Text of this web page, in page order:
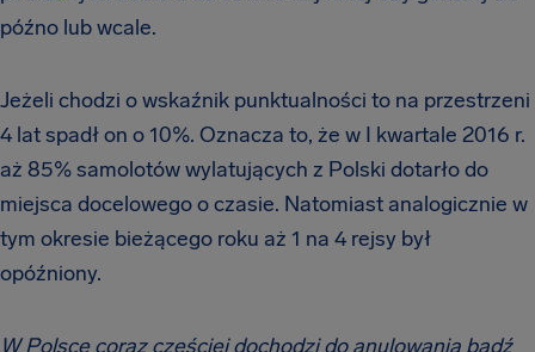
późno lub wcale.
Jeżeli chodzi o wskaźnik punktualności to na przestrzeni
4 lat spadł on o 10%. Oznacza to, że w I kwartale 2016 r.
aż 85% samolotów wylatujących z Polski dotarło do
miejsca docelowego o czasie. Natomiast analogicznie w
tym okresie bieżącego roku aż 1 na 4 rejsy był
opóźniony.
W Polsce coraz częściej dochodzi do anulowania bądź